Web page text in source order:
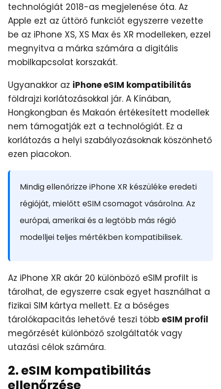
technológiát 2018-as megjelenése óta. Az
Apple ezt az úttörő funkciót egyszerre vezette
be az iPhone XS, XS Max és XR modelleken, ezzel
megnyitva a márka számára a digitális
mobilkapcsolat korszakát.
Ugyanakkor az iPhone eSIM kompatibilitás
földrajzi korlátozásokkal jár. A Kínában,
Hongkongban és Makaón értékesített modellek
nem támogatják ezt a technológiát. Ez a
korlátozás a helyi szabályozásoknak köszönhető
ezen piacokon.
Mindig ellenőrizze iPhone XR készüléke eredeti
régióját, mielőtt eSIM csomagot vásárolna. Az
európai, amerikai és a legtöbb más régió
modelljei teljes mértékben kompatibilisek.
Az iPhone XR akár 20 különböző eSIM profilt is
tárolhat, de egyszerre csak egyet használhat a
fizikai SIM kártya mellett. Ez a bőséges
tárolókapacitás lehetővé teszi több eSIM profil
megőrzését különböző szolgáltatók vagy
utazási célok számára.
2. eSIM kompatibilitás
ellenőrzése